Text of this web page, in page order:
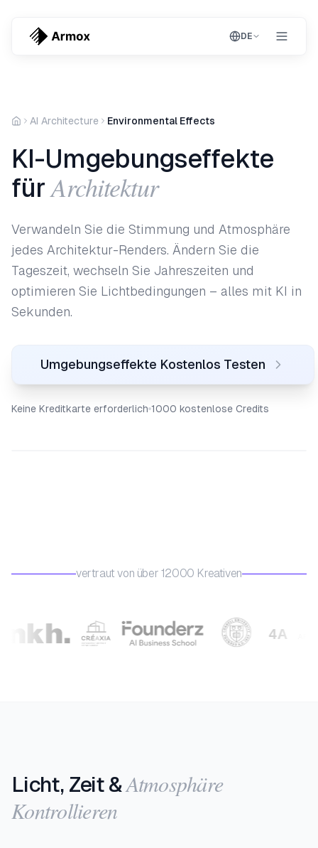
DE
AI Architecture Environmental Effects
KI-Umgebungseffekte
für Architektur
Verwandeln Sie die Stimmung und Atmosphäre
jedes Architektur-Renders. Ändern Sie die
Tageszeit, wechseln Sie Jahreszeiten und
optimieren Sie Lichtbedingungen – alles mit KI in
Sekunden.
Umgebungseffekte Kostenlos Testen
Keine Kreditkarte erforderlich 1000 kostenlose Credits
vertraut von über 12000 Kreativen
Licht, Zeit &Atmosphäre
Kontrollieren